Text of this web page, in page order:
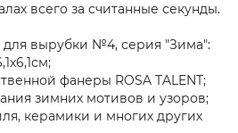
всего за считанные секунды.
вырубки №4, серия "Зима":
фанеры ROSA TALENT;
зимних мотивов и узоров;
керамики и многих других